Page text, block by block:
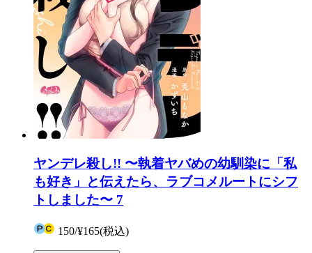
ヤンデレ殺し!! 〜執着ヤバめの幼馴染に「私
も好き」と伝えたら、ラブコメルートにシフ
トしました〜 7
150/¥165(税込)